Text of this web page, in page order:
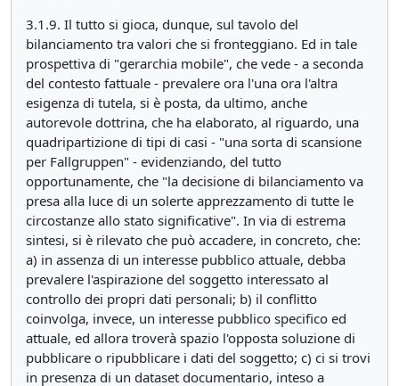
3.1.9. Il tutto si gioca, dunque, sul tavolo del
bilanciamento tra valori che si fronteggiano. Ed in tale
prospettiva di "gerarchia mobile", che vede - a seconda
del contesto fattuale - prevalere ora l'una ora l'altra
esigenza di tutela, si è posta, da ultimo, anche
autorevole dottrina, che ha elaborato, al riguardo, una
quadripartizione di tipi di casi - "una sorta di scansione
per Fallgruppen" - evidenziando, del tutto
opportunamente, che "la decisione di bilanciamento va
presa alla luce di un solerte apprezzamento di tutte le
circostanze allo stato significative". In via di estrema
sintesi, si è rilevato che può accadere, in concreto, che:
a) in assenza di un interesse pubblico attuale, debba
prevalere l'aspirazione del soggetto interessato al
controllo dei propri dati personali; b) il conflitto
coinvolga, invece, un interesse pubblico specifico ed
attuale, ed allora troverà spazio l'opposta soluzione di
pubblicare o ripubblicare i dati del soggetto; c) ci si trovi
in presenza di un dataset documentario, inteso a